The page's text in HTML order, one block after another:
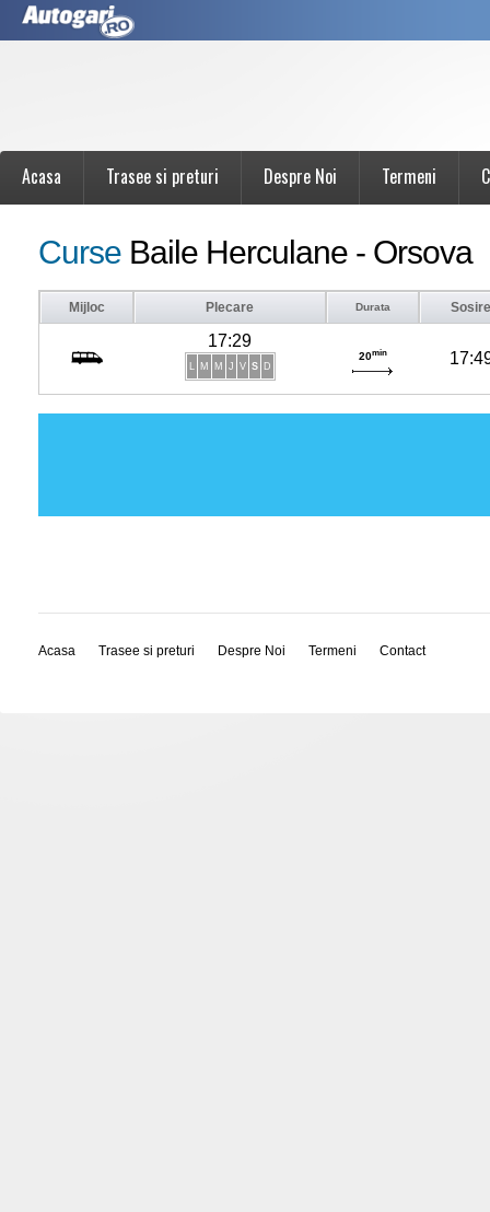
Acasa Trasee si preturi Despre Noi Termeni
Curse Baile Herculane - Orsova
Mijloc Plecare Durata Sosire
17:29
L M M J V S D
20min
Acasa Trasee si preturi Despre Noi Termeni Contact